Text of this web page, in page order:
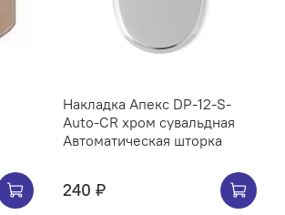
Накладка Апекс DP-12-S-
Auto-CR хром сувальдная
Автоматическая шторка
240 ₽